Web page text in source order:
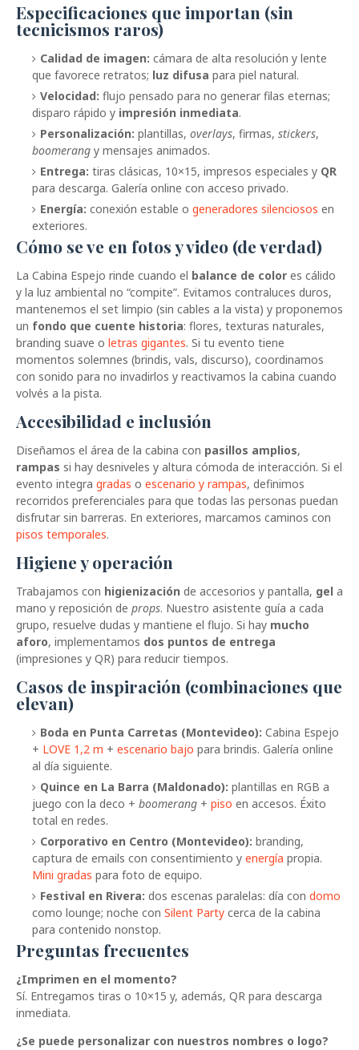
Especificaciones que importan (sin
tecnicismos raros)
Calidad de imagen: cámara de alta resolución y lente
que favorece retratos; luz difusa para piel natural.
Velocidad: flujo pensado para no generar filas eternas;
disparo rápido y impresión inmediata.
Personalización: plantillas, overlays, firmas, stickers,
boomerang y mensajes animados.
Entrega: tiras clásicas, 10×15, impresos especiales y QR
para descarga. Galería online con acceso privado.
Energía: conexión estable o generadores silenciosos en
exteriores.
Cómo se ve en fotos y video (de verdad)
La Cabina Espejo rinde cuando el balance de color es cálido
y la luz ambiental no “compite”. Evitamos contraluces duros,
mantenemos el set limpio (sin cables a la vista) y proponemos
un fondo que cuente historia: flores, texturas naturales,
branding suave o letras gigantes. Si tu evento tiene
momentos solemnes (brindis, vals, discurso), coordinamos
con sonido para no invadirlos y reactivamos la cabina cuando
volvés a la pista.
Accesibilidad e inclusión
Diseñamos el área de la cabina con pasillos amplios,
rampas si hay desniveles y altura cómoda de interacción. Si el
evento integra gradas o escenario y rampas, definimos
recorridos preferenciales para que todas las personas puedan
disfrutar sin barreras. En exteriores, marcamos caminos con
pisos temporales.
Higiene y operación
Trabajamos con higienización de accesorios y pantalla, gel a
mano y reposición de props. Nuestro asistente guía a cada
grupo, resuelve dudas y mantiene el flujo. Si hay mucho
aforo, implementamos dos puntos de entrega
(impresiones y QR) para reducir tiempos.
Casos de inspiración (combinaciones que
elevan)
Boda en Punta Carretas (Montevideo): Cabina Espejo
+ LOVE 1,2 m + escenario bajo para brindis. Galería online
al día siguiente.
Quince en La Barra (Maldonado): plantillas en RGB a
juego con la deco + boomerang + piso en accesos. Éxito
total en redes.
Corporativo en Centro (Montevideo): branding,
captura de emails con consentimiento y energía propia.
Mini gradas para foto de equipo.
Festival en Rivera: dos escenas paralelas: día con domo
como lounge; noche con Silent Party cerca de la cabina
para contenido nonstop.
Preguntas frecuentes
¿Imprimen en el momento?
Sí. Entregamos tiras o 10×15 y, además, QR para descarga
inmediata.
¿Se puede personalizar con nuestros nombres o logo?